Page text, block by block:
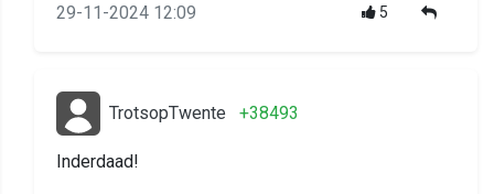
29-11-2024 12:09 5
TrotsopTwente +38493
Inderdaad!